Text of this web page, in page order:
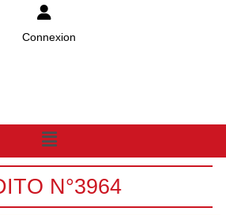
Connexion
Menu
N°3964